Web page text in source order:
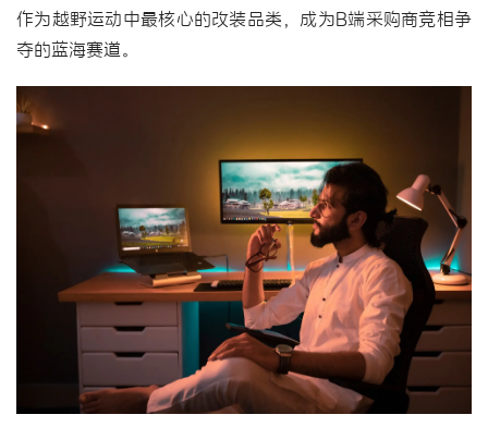
作为越野运动中最核心的改装品类，成为B端采购商竞相争
夺的蓝海赛道。